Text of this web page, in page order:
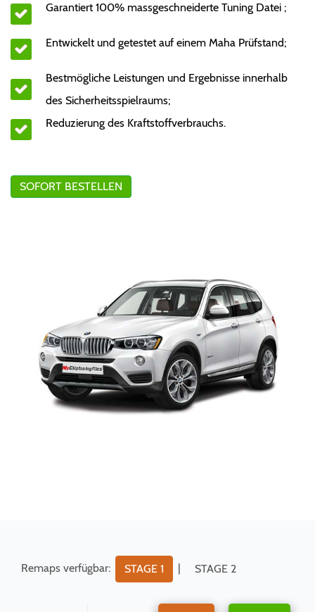
Garantiert 100% massgeschneiderte Tuning Datei ;
Entwickelt und getestet auf einem Maha Prüfstand;
Bestmögliche Leistungen und Ergebnisse innerhalb
des Sicherheitsspielraums;
Reduzierung des Kraftstoffverbrauchs.
SOFORT BESTELLEN
Remaps verfügbar: STAGE 1 | STAGE 2